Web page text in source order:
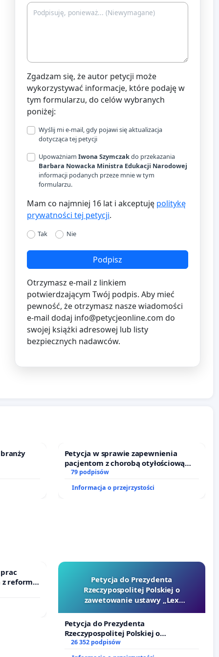
Zgadzam się, że autor petycji może
wykorzystywać informacje, które podaję w
tym formularzu, do celów wybranych
poniżej:
Wyślij mi e-mail, gdy pojawi się aktualizacja
dotycząca tej petycji
Upoważniam Iwona Szymczakdo przekazania
Barbara Nowacka Ministra Edukacji Narodowej
informacji podanych przeze mnie w tym
formularzu.
Mam co najmniej 16 lat i akceptuję politykę
prywatności tej petycji.
Tak Nie
Podpisz
Otrzymasz e-mail z linkiem
potwierdzającym Twój podpis. Aby mieć
pewność, że otrzymasz nasze wiadomości
e-mail dodaj info@petycjeonline.com do
swojej książki adresowej lub listy
bezpiecznych nadawców.
Petycja w sprawie zapewnienia
pacjentom z chorobą otyłościową
dostępu do kompleksowego leczenia
79 podpisów
Informacja o przejrzystości
z reformą
Petycja do Prezydenta
Rzeczypospolitej Polskiej o
zawetowanie ustawy „Lex
Petycja do Prezydenta
Rzeczypospolitej Polskiej o
zawetowanie ustawy „Lex Szarlatan”
26 352 podpisów